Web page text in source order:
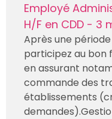
Employé
H/F en CDD - 3
Après une
participez au bon
en assurant
commande des
établissements